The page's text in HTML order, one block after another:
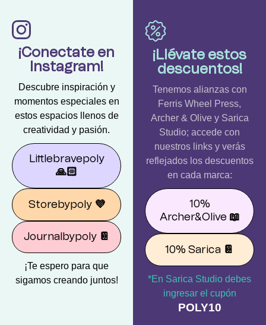
¡Conectate en
Instagram!
Descubre inspiración y
momentos especiales en
estos espacios llenos de
creatividad y pasión.
Littlebravepoly
🙏🏻
Storebypoly 💜
Journalbypoly 📔
¡Te espero para que
sigamos creando juntos!
¡Llévate estos
descuentos!
Tenemos alianzas con
Ferris Wheel Press,
Archer & Olive y Sarica
Studio; accede con
nuestros links y verás
reflejados los descuentos
en cada marca:
10%
Archer&Olive 📖
10% Sarica 📔
*En Sarica Studio debes
ingresar el cupón
POLY10